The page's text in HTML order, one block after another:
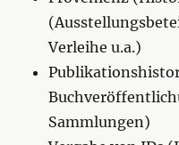
Verleihe u.a.)
Sammlungen)